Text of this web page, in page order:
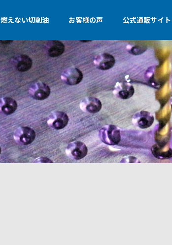
燃えない切削油 お客様の声 公式通販サイト